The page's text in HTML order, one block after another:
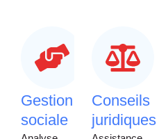
Gestion
sociale
Conseils
juridiques